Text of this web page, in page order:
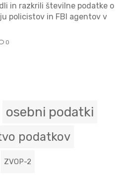
in razkrili številne podatke o
policistov in FBI agentov v
0
osebni podatki
podatkov
ZVOP-2